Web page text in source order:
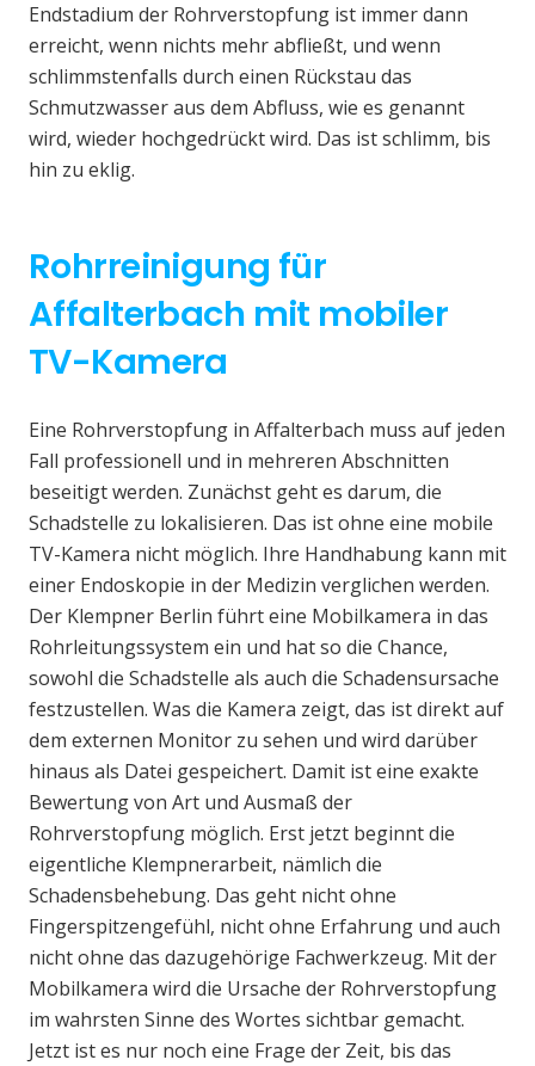
Endstadium der Rohrverstopfung ist immer dann
erreicht, wenn nichts mehr abfließt, und wenn
schlimmstenfalls durch einen Rückstau das
Schmutzwasser aus dem Abfluss, wie es genannt
wird, wieder hochgedrückt wird. Das ist schlimm, bis
hin zu eklig.
Rohrreinigung für
Affalterbach mit mobiler
TV-Kamera
Eine Rohrverstopfung in Affalterbach muss auf jeden
Fall professionell und in mehreren Abschnitten
beseitigt werden. Zunächst geht es darum, die
Schadstelle zu lokalisieren. Das ist ohne eine mobile
TV-Kamera nicht möglich. Ihre Handhabung kann mit
einer Endoskopie in der Medizin verglichen werden.
Der Klempner Berlin führt eine Mobilkamera in das
Rohrleitungssystem ein und hat so die Chance,
sowohl die Schadstelle als auch die Schadensursache
festzustellen. Was die Kamera zeigt, das ist direkt auf
dem externen Monitor zu sehen und wird darüber
hinaus als Datei gespeichert. Damit ist eine exakte
Bewertung von Art und Ausmaß der
Rohrverstopfung möglich. Erst jetzt beginnt die
eigentliche Klempnerarbeit, nämlich die
Schadensbehebung. Das geht nicht ohne
Fingerspitzengefühl, nicht ohne Erfahrung und auch
nicht ohne das dazugehörige Fachwerkzeug. Mit der
Mobilkamera wird die Ursache der Rohrverstopfung
im wahrsten Sinne des Wortes sichtbar gemacht.
Jetzt ist es nur noch eine Frage der Zeit, bis das